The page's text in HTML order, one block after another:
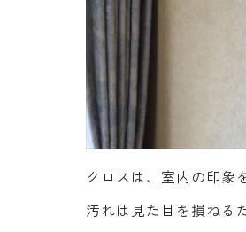
クロスは、室内の印象
汚れは見た目を損ねる